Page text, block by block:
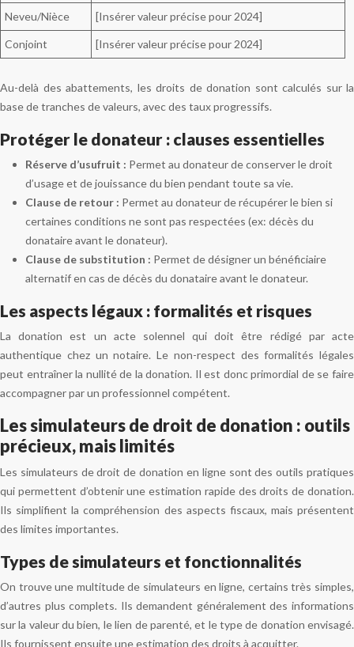
Neveu/Nièce [Insérer valeur précise pour 2024]
Conjoint [Insérer valeur précise pour 2024]
Au-delà des abattements, les droits de donation sont calculés sur la
base de tranches de valeurs, avec des taux progressifs.
Protéger le donateur : clauses essentielles
Réserve d’usufruit : Permet au donateur de conserver le droit
d’usage et de jouissance du bien pendant toute sa vie.
Clause de retour : Permet au donateur de récupérer le bien si
certaines conditions ne sont pas respectées (ex: décès du
donataire avant le donateur).
Clause de substitution : Permet de désigner un bénéficiaire
alternatif en cas de décès du donataire avant le donateur.
Les aspects légaux : formalités et risques
La donation est un acte solennel qui doit être rédigé par acte
authentique chez un notaire. Le non-respect des formalités légales
peut entraîner la nullité de la donation. Il est donc primordial de se faire
accompagner par un professionnel compétent.
Les simulateurs de droit de donation : outils
précieux, mais limités
Les simulateurs de droit de donation en ligne sont des outils pratiques
qui permettent d’obtenir une estimation rapide des droits de donation.
Ils simplifient la compréhension des aspects fiscaux, mais présentent
des limites importantes.
Types de simulateurs et fonctionnalités
On trouve une multitude de simulateurs en ligne, certains très simples,
d’autres plus complets. Ils demandent généralement des informations
sur la valeur du bien, le lien de parenté, et le type de donation envisagé.
Ils fournissent ensuite une estimation des droits à acquitter.